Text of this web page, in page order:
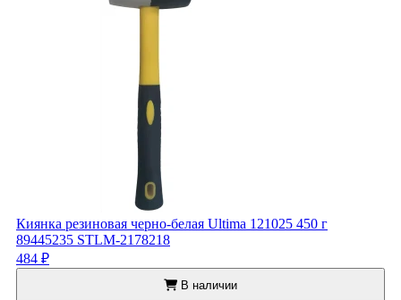
Киянка резиновая черно-белая Ultima 121025 450 г
89445235 STLM-2178218
484 ₽
В наличии